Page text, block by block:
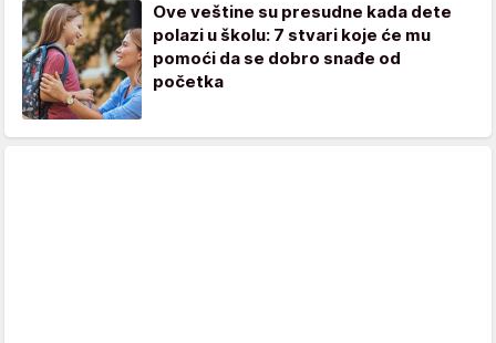
Ove veštine su presudne kada dete
polazi u školu: 7 stvari koje će mu
pomoći da se dobro snađe od
početka